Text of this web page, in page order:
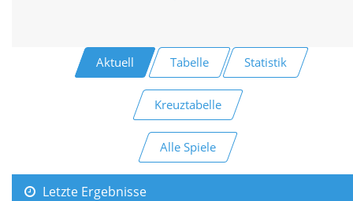
Aktuell Tabelle Statistik
Kreuztabelle
Alle Spiele
Letzte Ergebnisse